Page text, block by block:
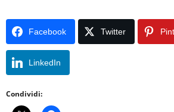
Facebook Twitter
LinkedIn
Condividi: